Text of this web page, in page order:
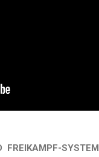
FREIKAMPF-SYSTEM